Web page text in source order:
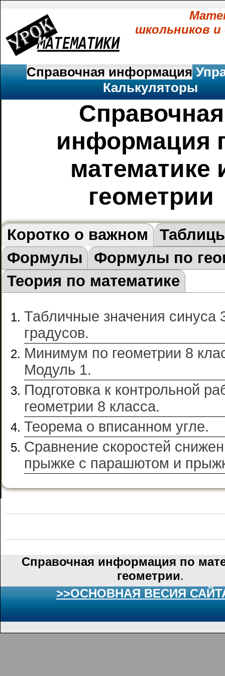
школьников
Справочная информация
Калькуляторы
Справочная
информация
математике
геометрии
Коротко о важном
Формулы
Формулы по
Теория по математике
Табличные значения синуса
градусов.
Минимум по геометрии 8
Модуль 1.
Подготовка к контрольной
геометрии 8 класса.
Теорема о вписанном угле.
Сравнение скоростей
прыжке с парашютом и
Справочная информация по
геометрии.
>>ОСНОВНАЯ ВЕСИЯ